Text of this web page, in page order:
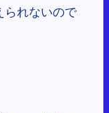
られないので